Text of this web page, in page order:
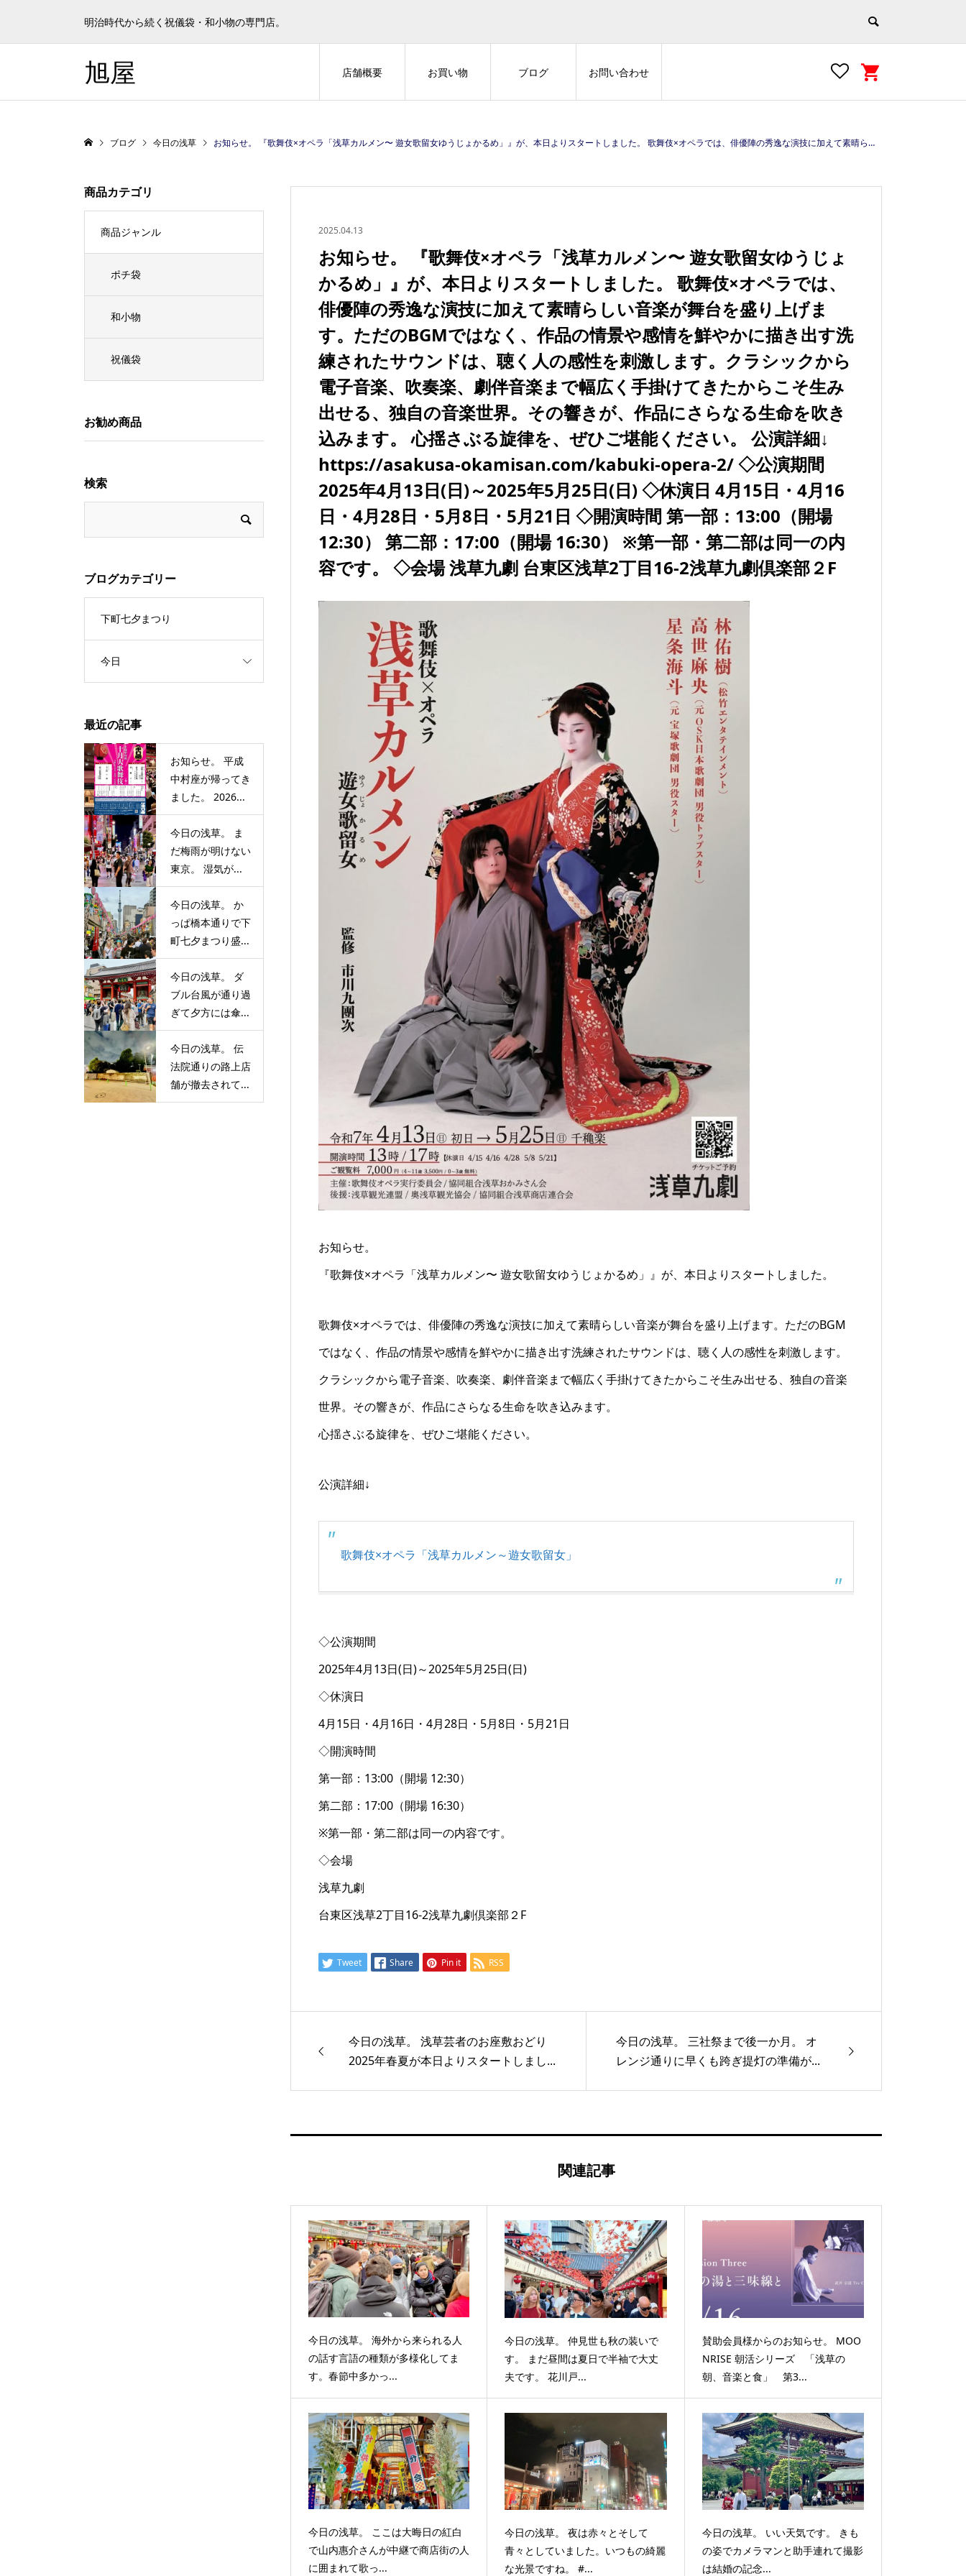
明治時代から続く祝儀袋・和小物の専門店。
旭屋 店舗概要 お買い物 ブログ お問い合わせ
ブログ 今日の浅草 お知らせ。 『歌舞伎×オペラ「浅草カルメン〜 遊女歌留女ゆうじょかるめ」』が、本日よりスタートしました。 歌舞伎×オペラでは、俳優陣の秀逸な演技に加えて素晴らしい音楽が舞台を盛り上げます。ただのBGMではなく、作品の情景や感情を鮮やかに描き出す洗練されたサウンドは、聴く人の感性を刺激します。クラシックから電子音楽、吹奏楽、劇伴音楽まで幅広く手掛けてきたからこそ生み出せる、独自の音楽世界。その響きが、作品にさらなる生命を吹き込みます。 心揺さぶる旋律を、ぜひご堪能ください。 公演詳細↓ https://asakusa-okamisan.com/kabuki-opera-2/ ◇公演期間 2025年4月13日(日)～2025年5月25日(日) ◇休演日 4月15日・4月16日・4月28日・5月8日・5月21日 ◇開演時間 第一部：13:00（開場 12:30） 第二部：17:00（開場 16:30） ※第一部・第二部は同一の内容です。 ◇会場 浅草九劇 台東区浅草2丁目16-2浅草九劇倶楽部２F
2025.04.13
お知らせ。 『歌舞伎×オペラ「浅草カルメン〜 遊女歌留女ゆうじょ
かるめ」』が、本日よりスタートしました。 歌舞伎×オペラでは、
俳優陣の秀逸な演技に加えて素晴らしい音楽が舞台を盛り上げま
す。ただのBGMではなく、作品の情景や感情を鮮やかに描き出す洗
練されたサウンドは、聴く人の感性を刺激します。クラシックから
電子音楽、吹奏楽、劇伴音楽まで幅広く手掛けてきたからこそ生み
出せる、独自の音楽世界。その響きが、作品にさらなる生命を吹き
込みます。 心揺さぶる旋律を、ぜひご堪能ください。 公演詳細↓
https://asakusa-okamisan.com/kabuki-opera-2/ ◇公演期間
2025年4月13日(日)～2025年5月25日(日) ◇休演日 4月15日・4月16
日・4月28日・5月8日・5月21日 ◇開演時間 第一部：13:00（開場
12:30） 第二部：17:00（開場 16:30） ※第一部・第二部は同一の内
容です。 ◇会場 浅草九劇 台東区浅草2丁目16-2浅草九劇倶楽部２F
お知らせ。
『歌舞伎×オペラ「浅草カルメン〜 遊女歌留女ゆうじょかるめ」』が、本日よりスタートしました。
歌舞伎×オペラでは、俳優陣の秀逸な演技に加えて素晴らしい音楽が舞台を盛り上げます。ただのBGM
ではなく、作品の情景や感情を鮮やかに描き出す洗練されたサウンドは、聴く人の感性を刺激します。
クラシックから電子音楽、吹奏楽、劇伴音楽まで幅広く手掛けてきたからこそ生み出せる、独自の音楽
世界。その響きが、作品にさらなる生命を吹き込みます。
心揺さぶる旋律を、ぜひご堪能ください。
公演詳細↓
歌舞伎×オペラ「浅草カルメン～遊女歌留女」
◇公演期間
2025年4月13日(日)～2025年5月25日(日)
◇休演日
4月15日・4月16日・4月28日・5月8日・5月21日
◇開演時間
第一部：13:00（開場 12:30）
第二部：17:00（開場 16:30）
※第一部・第二部は同一の内容です。
◇会場
浅草九劇
台東区浅草2丁目16-2浅草九劇倶楽部２F
Tweet Share Pin it RSS
今日の浅草。 浅草芸者のお座敷おどり
2025年春夏が本日よりスタートしまし...
今日の浅草。 三社祭まで後一か月。 オ
レンジ通りに早くも跨ぎ提灯の準備が...
関連記事
今日の浅草。 海外から来られる人
の話す言語の種類が多様化してま
す。春節中多かっ...
今日の浅草。 仲見世も秋の装いで
す。 まだ昼間は夏日で半袖で大丈
夫です。 花川戸...
賛助会員様からのお知らせ。 MOO
NRISE 朝活シリーズ 「浅草の
朝、音楽と食」 第3...
今日の浅草。 ここは大晦日の紅白
で山内惠介さんが中継で商店街の人
に囲まれて歌っ...
今日の浅草。 夜は赤々とそして
青々としていました。いつもの綺麗
な光景ですね。 #...
今日の浅草。 いい天気です。 きも
の姿でカメラマンと助手連れて撮影
は結婚の記念...
商品カテゴリ
商品ジャンル
ポチ袋
和小物
祝儀袋
お勧め商品
検索
ブログカテゴリー
下町七夕まつり
今日
最近の記事
お知らせ。 平成
中村座が帰ってき
ました。 2026...
今日の浅草。 ま
だ梅雨が明けない
東京。 湿気が...
今日の浅草。 か
っぱ橋本通りで下
町七夕まつり盛...
今日の浅草。 ダ
ブル台風が通り過
ぎて夕方には傘...
今日の浅草。 伝
法院通りの路上店
舗が撤去されて...